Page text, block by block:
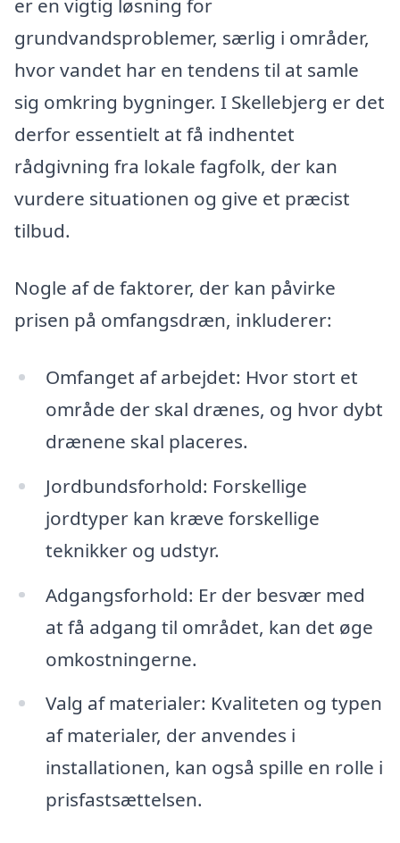
er en vigtig løsning for
grundvandsproblemer, særlig i områder,
hvor vandet har en tendens til at samle
sig omkring bygninger. I Skellebjerg er det
derfor essentielt at få indhentet
rådgivning fra lokale fagfolk, der kan
vurdere situationen og give et præcist
tilbud.
Nogle af de faktorer, der kan påvirke
prisen på omfangsdræn, inkluderer:
Omfanget af arbejdet: Hvor stort et
område der skal drænes, og hvor dybt
drænene skal placeres.
Jordbundsforhold: Forskellige
jordtyper kan kræve forskellige
teknikker og udstyr.
Adgangsforhold: Er der besvær med
at få adgang til området, kan det øge
omkostningerne.
Valg af materialer: Kvaliteten og typen
af materialer, der anvendes i
installationen, kan også spille en rolle i
prisfastsættelsen.